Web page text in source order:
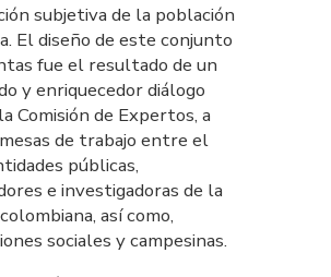
subjetiva de la población
El diseño de este conjunto
fue el resultado de un
y enriquecedor diálogo
Comisión de Expertos, a
de trabajo entre el
públicas,
e investigadoras de la
así como,
sociales y campesinas.